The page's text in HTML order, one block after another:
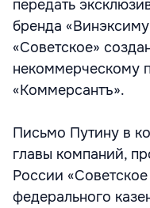
передать
бренда
«Советское»
некоммерческому
«Коммерсантъ».
Письмо Путину в
главы компаний,
России
федерального